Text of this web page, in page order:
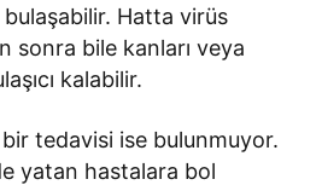
bulaşabilir. Hatta virüs
sonra bile kanları veya
kalabilir.
bir tedavisi ise bulunmuyor.
yatan hastalara bol